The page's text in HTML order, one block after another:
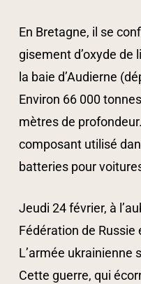
En Bretagne, il se
gisement d’oxyde
la baie d’Audierne
Environ 66 000
mètres de
composant utilisé
batteries pour
Jeudi 24 février, à
Fédération de Russie
L’armée ukrainienne
Cette guerre, qui